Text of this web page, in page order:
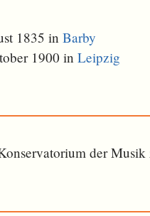
1835 in Barby
1900 in Leipzig
der